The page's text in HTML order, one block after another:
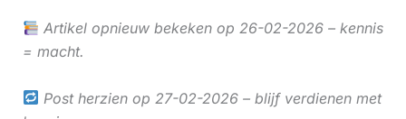
Artikel opnieuw bekeken op 26-02-2026 – kennis
= macht.
Post herzien op 27-02-2026 – blijf verdienen met